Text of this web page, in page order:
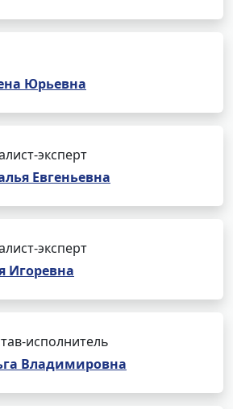
Юрьевна
эксперт
Евгеньевна
эксперт
Игоревна
исполнитель
Владимировна